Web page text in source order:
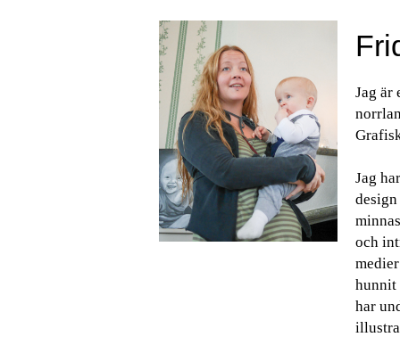
Jag är
Jag
design
och
hunnit
har